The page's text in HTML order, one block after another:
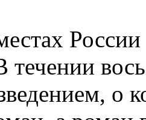
России
течении
о